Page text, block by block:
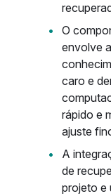
O
envolve
caro e
rápido e
ajuste
A
de
projeto e